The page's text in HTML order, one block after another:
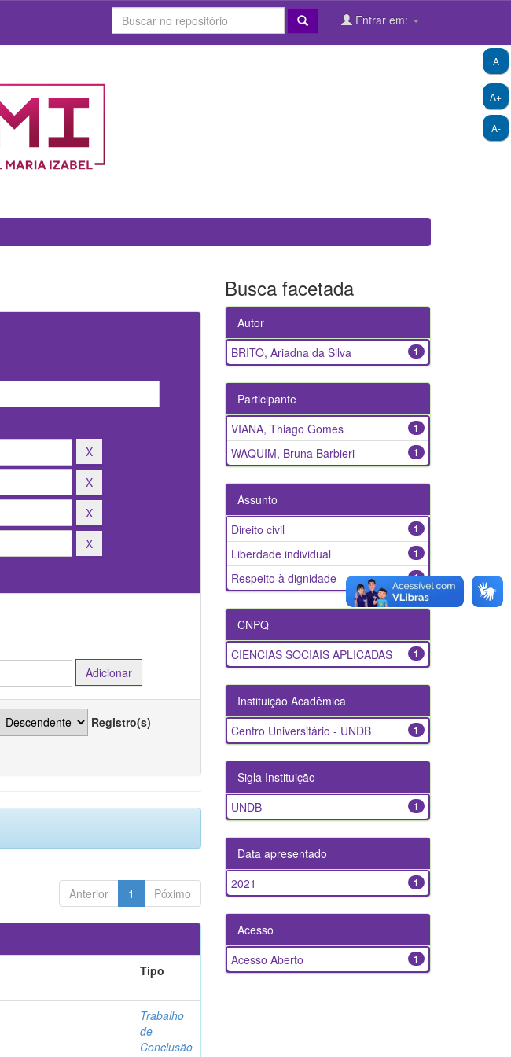
Entrar em:
A+
A-
A
Registro(s)
Anterior 1 Póximo
Tipo
Trabalho
de
Conclusão
Busca facetada
Autor
1
BRITO, Ariadna da Silva
Participante
1
VIANA, Thiago Gomes
1
WAQUIM, Bruna Barbieri
Assunto
1
Direito civil
1
Liberdade individual
1
Respeito à dignidade
CNPQ
1
CIENCIAS SOCIAIS APLICADAS
Instituição Acadêmica
1
Centro Universitário - UNDB
Sigla Instituição
1
UNDB
Data apresentado
1
2021
Acesso
1
Acesso Aberto